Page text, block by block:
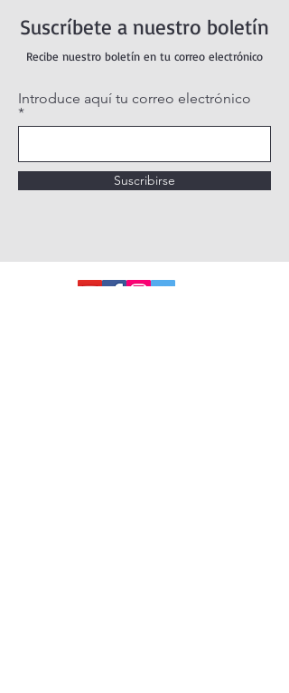
Suscríbete a nuestro boletín
Recibe nuestro boletín en tu correo electrónico
Introduce aquí tu correo electrónico
Suscribirse